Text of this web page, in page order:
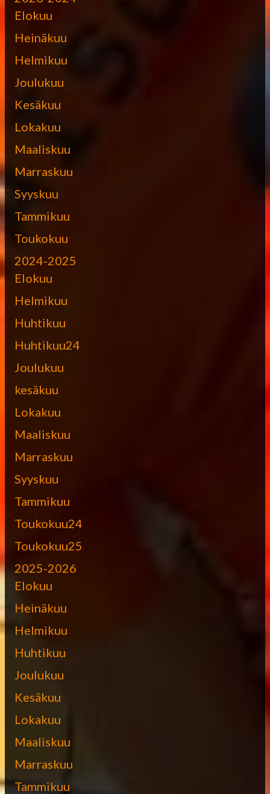
Elokuu
Heinäkuu
Helmikuu
Joulukuu
Kesäkuu
Lokakuu
Maaliskuu
Marraskuu
Syyskuu
Tammikuu
Toukokuu
2024-2025
Elokuu
Helmikuu
Huhtikuu
Huhtikuu24
Joulukuu
kesäkuu
Lokakuu
Maaliskuu
Marraskuu
Syyskuu
Tammikuu
Toukokuu24
Toukokuu25
2025-2026
Elokuu
Heinäkuu
Helmikuu
Huhtikuu
Joulukuu
Kesäkuu
Lokakuu
Maaliskuu
Marraskuu
Tammikuu